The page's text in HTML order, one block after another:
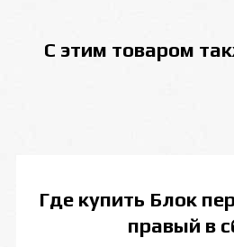
С этим товаром
Где купить Блок
правый в